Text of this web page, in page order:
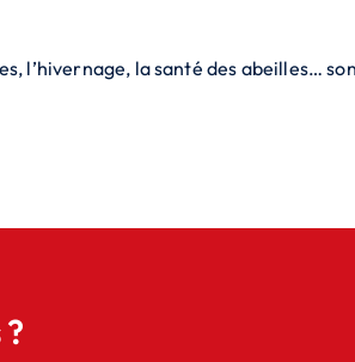
l’hivernage, la santé des abeilles…